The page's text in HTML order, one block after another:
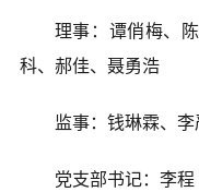
爱心捐赠
理事：谭俏梅、
科、郝佳、聂勇浩
监事：钱琳霖、
党支部书记：李程